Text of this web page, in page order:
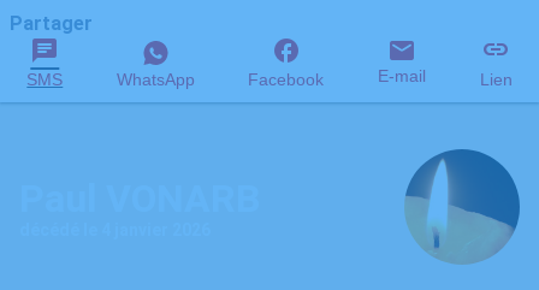
Partager
SMS WhatsApp Facebook E-mail Lien